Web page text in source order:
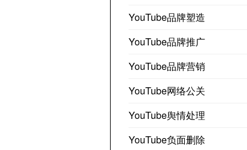
YouTube品牌塑造
YouTube品牌推广
YouTube品牌营销
YouTube网络公关
YouTube舆情处理
YouTube负面删除